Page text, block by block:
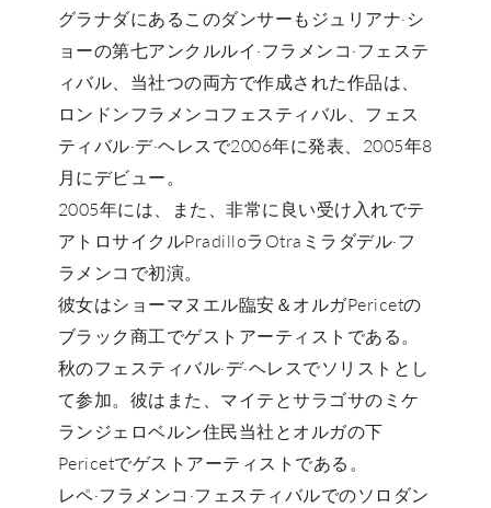
グラナダにあるこのダンサーもジュリアナ·シ
ョーの第七アンクルルイ·フラメンコ·フェステ
ィバル、当社つの両方で作成された作品は、
ロンドンフラメンコフェスティバル、フェス
ティバル·デ·ヘレスで2006年に発表、2005年8
月にデビュー。
2005年には、また、非常に良い受け入れでテ
アトロサイクルPradilloラOtraミラダデル·フ
ラメンコで初演。
彼女はショーマヌエル臨安＆オルガPericetの
ブラック商工でゲストアーティストである。
秋のフェスティバル·デ·ヘレスでソリストとし
て参加。彼はまた、マイテとサラゴサのミケ
ランジェロベルン住民当社とオルガの下
Pericetでゲストアーティストである。
レペ·フラメンコ·フェスティバルでのソロダン